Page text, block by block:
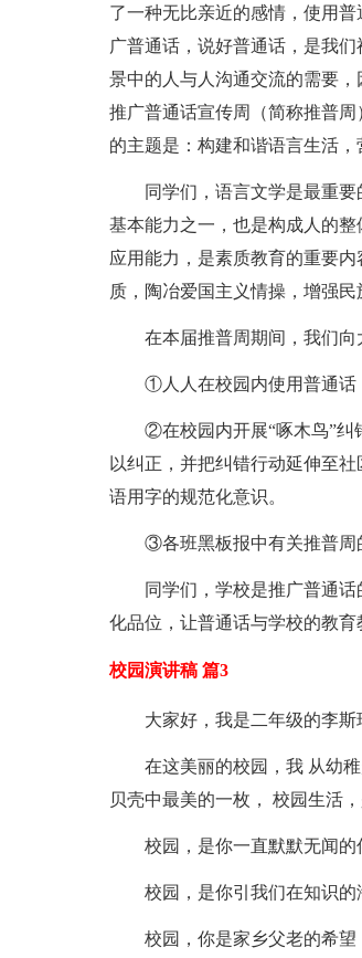
了一种无比亲近的感情，使用
广普通话，说好普通话，是我
景中的人与人沟通交流的需要
推广普通话宣传周（简称推普
的主题是：构建和谐语言生活，
同学们，语言文学是最重
基本能力之一，也是构成人的
应用能力，是素质教育的重要
质，陶冶爱国主义情操，增强民
在本届推普周期间，我们向
①人人在校园内使用普通话
②在校园内开展“啄木鸟”纠
以纠正，并把纠错行动延伸至
语用字的规范化意识。
③各班黑板报中有关推普周
同学们，学校是推广普通
化品位，让普通话与学校的教育
校园演讲稿 篇3
大家好，我是二年级的李斯
在这美丽的校园，我 从幼
贝壳中最美的一枚， 校园生活
校园，是你一直默默无闻的
校园，是你引我们在知识的
校园，你是家乡父老的希望